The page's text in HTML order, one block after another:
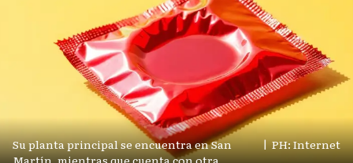
Su planta principal se encuentra en San
Martín, mientras que cuenta con otra
| PH: Internet